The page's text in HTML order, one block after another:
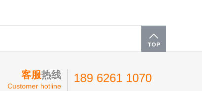
客服热线
Customer hotline
189 6261 1070